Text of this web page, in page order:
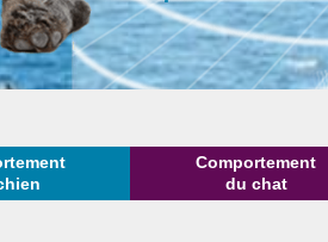
Comportement
du chat